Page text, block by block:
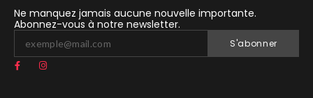
Ne manquez jamais aucune nouvelle importante.
Abonnez-vous à notre newsletter.
S'abonner